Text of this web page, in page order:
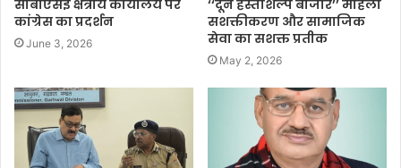
सीबीएसई क्षेत्रीय कार्यालय पर
कांग्रेस का प्रदर्शन
June 3, 2026
‘‘दून हस्तशिल्प बाजार’’ महिला
सशक्तीकरण और सामाजिक
सेवा का सशक्त प्रतीक
May 2, 2026